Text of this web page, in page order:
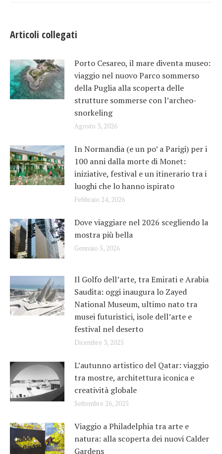
Articoli collegati
Porto Cesareo, il mare diventa museo:
viaggio nel nuovo Parco sommerso
della Puglia alla scoperta delle
strutture sommerse con l’archeo-
snorkeling
Agosto 3, 2026
In Normandia (e un po’ a Parigi) per i
100 anni dalla morte di Monet:
iniziative, festival e un itinerario tra i
luoghi che lo hanno ispirato
Febbraio 24, 2026
Dove viaggiare nel 2026 scegliendo la
mostra più bella
Gennaio 5, 2026
Il Golfo dell’arte, tra Emirati e Arabia
Saudita: oggi inaugura lo Zayed
National Museum, ultimo nato tra
musei futuristici, isole dell’arte e
festival nel deserto
Dicembre 3, 2025
L’autunno artistico del Qatar: viaggio
tra mostre, architettura iconica e
creatività globale
Settembre 26, 2025
Viaggio a Philadelphia tra arte e
natura: alla scoperta dei nuovi Calder
Gardens